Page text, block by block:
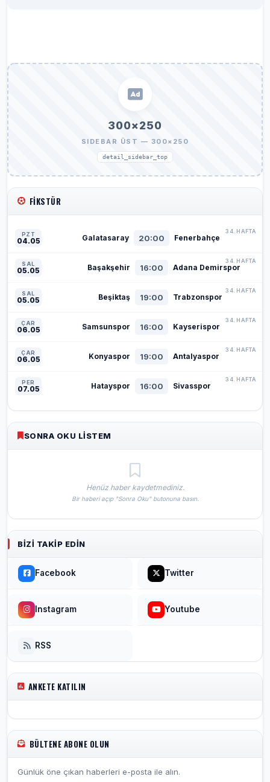
300×250
SIDEBAR ÜST — 300×250
detail_sidebar_top
FIKSTÜR
PZT
04.05 Galatasaray 20:00 Fenerbahçe
34. HAFTA
SAL
05.05 Başakşehir 16:00 Adana Demirspor
34. HAFTA
SAL
05.05 Beşiktaş 19:00 Trabzonspor
34. HAFTA
ÇAR
06.05 Samsunspor 16:00 Kayserispor
34. HAFTA
ÇAR
06.05 Konyaspor 19:00 Antalyaspor
34. HAFTA
PER
07.05 Hatayspor 16:00 Sivasspor
34. HAFTA
SONRA OKU LISTEM
Henüz haber kaydetmediniz.
Bir haberi açıp "Sonra Oku" butonuna basın.
BIZI TAKIP EDIN
Facebook Twitter
Instagram Youtube
RSS
ANKETE KATILIN
BÜLTENE ABONE OLUN
Günlük öne çıkan haberleri e-posta ile alın.